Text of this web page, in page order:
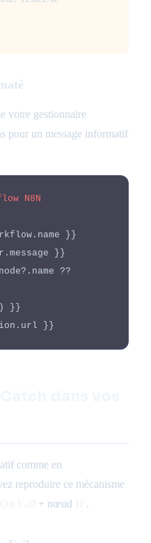
votre gestionnaire
pour un message informatif
N8N
}}
}}
??
}}
}}
comme en
reproduire ce mécanisme
+ nœud .